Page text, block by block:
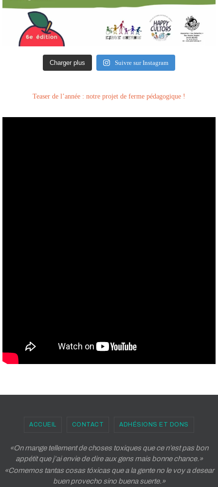
Charger plus Suivre sur Instagram
Teaser de l’année : notre projet de ferme pédagogique !
ACCUEIL CONTACT ADHÉSIONS ET DONS
«On mange tellement de choses toxiques que ce n’est pas bon
appétit que j’ai envie de dire aux gens mais bonne chance.»
«Comemos tantas cosas tóxicas que a la gente no le voy a desear
buen provecho sino buena suerte.»